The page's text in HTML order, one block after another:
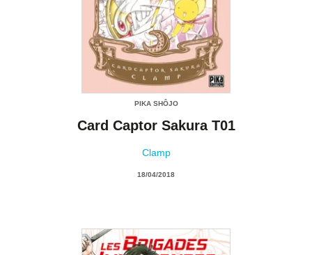
PIKA SHÔJO
Card Captor Sakura T01
Clamp
18/04/2018